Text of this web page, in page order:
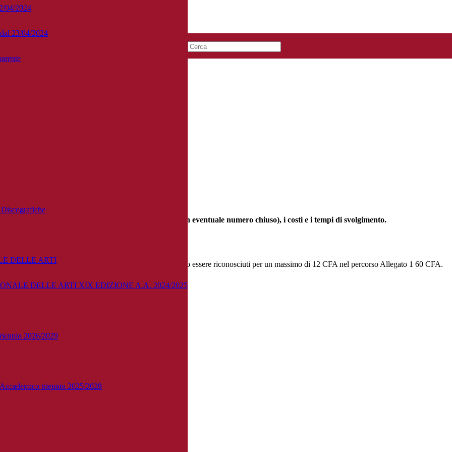
04/2024
23/04/2024
DELLE ARTI
DELLE ARTI XIX EDIZIONE A.A. 2024/2025
2026/2029
triennio 2025/2028
al 23 marzo 2026
email
per i bandi di ammissione (con indicazione di un eventuale numero chiuso), i costi e i tempi di svolgimento.
con il Profilo di cui all’Allegato A del decreto, possono essere riconosciuti per un massimo di 12 CFA nel percorso Allegato 1 60 CFA.
B del DCPM.
delle attività di tirocinio diretto e indiretto
indicazioni ministeriali